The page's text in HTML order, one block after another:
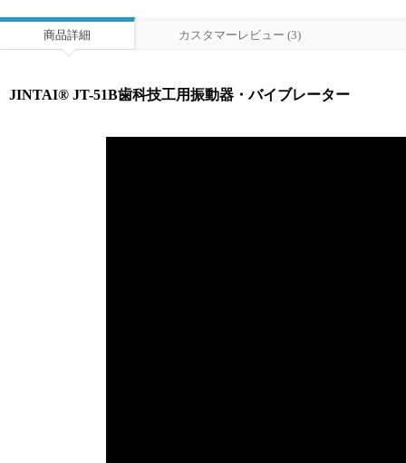
商品詳細 カスタマーレビュー (3)
JINTAI® JT-51B歯科技工用振動器・バイブレーター